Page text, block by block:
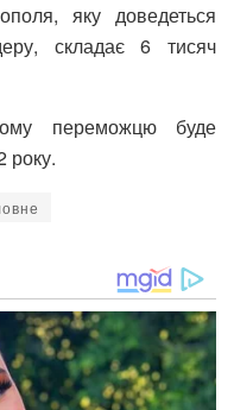
яку доведеться
складає 6 тисяч
переможцю буде
року.